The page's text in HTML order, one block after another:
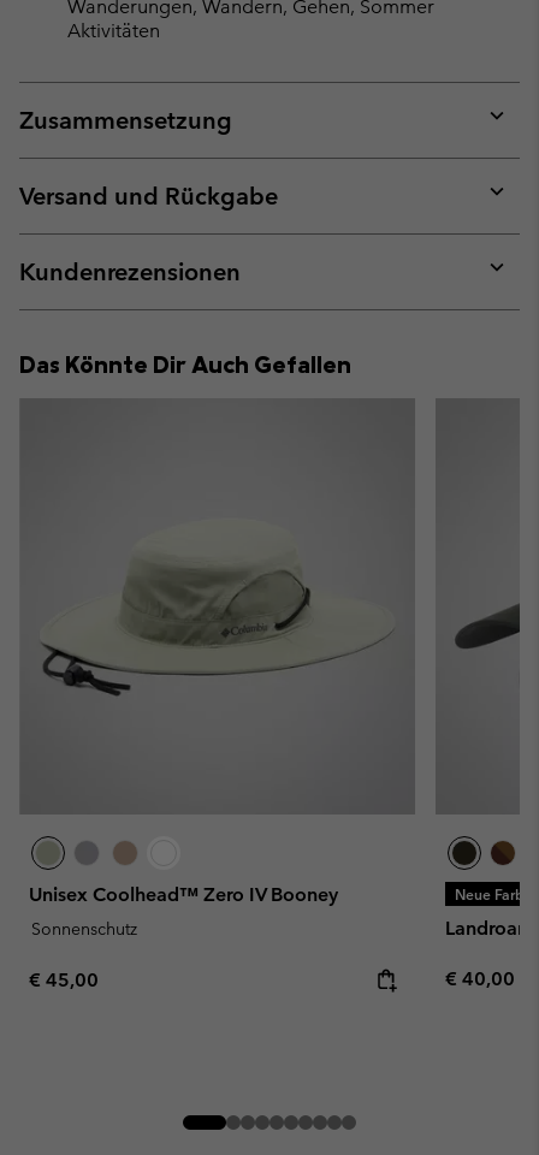
Wanderungen, Wandern, Gehen, Sommer
Aktivitäten
Zusammensetzung
or
Versand und Rückgabe
or
Kundenrezensionen
or
Das Könnte Dir Auch Gefallen
Unisex Coolhead™ Zero IV Booney
Sonnenschutz
Regular price:
€ 45,00
Neue
Regular
€ 40,00